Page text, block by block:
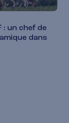
: un chef de
dans